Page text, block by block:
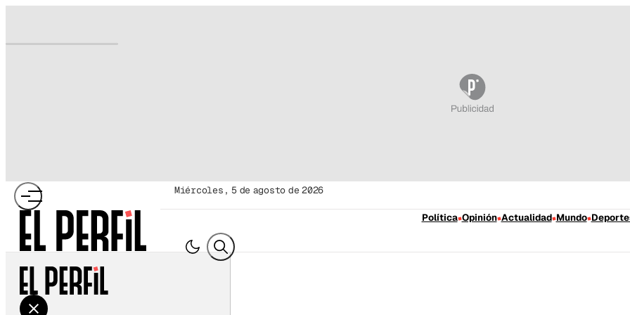
miércoles, 5 de agosto de 2026
Política Opinión Actualidad Mundo